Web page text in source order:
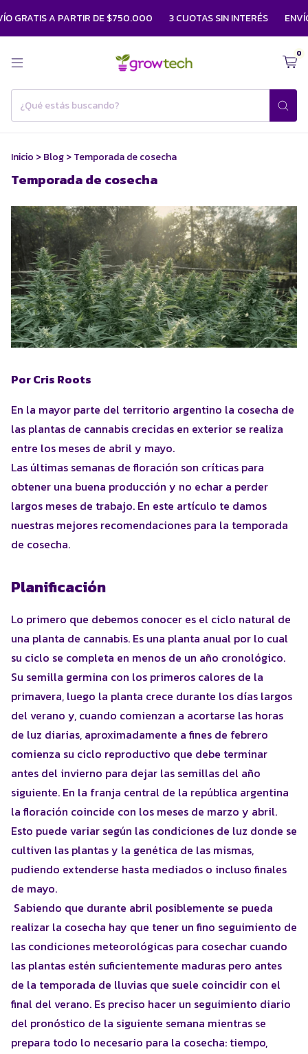
GRATIS A PARTIR DE $750.000 3 CUOTAS SIN INTERÉS
0
Inicio >Blog>Temporada de cosecha
Temporada de cosecha
Por Cris Roots
En la mayor parte del territorio argentino la cosecha de
las plantas de cannabis crecidas en exterior se realiza
entre los meses de abril y mayo.
Las últimas semanas de floración son críticas para
obtener una buena producción y no echar a perder
largos meses de trabajo. En este artículo te damos
nuestras mejores recomendaciones para la temporada
de cosecha.
Planificación
Lo primero que debemos conocer es el ciclo natural de
una planta de cannabis. Es una planta anual por lo cual
su ciclo se completa en menos de un año cronológico.
Su semilla germina con los primeros calores de la
primavera, luego la planta crece durante los días largos
del verano y, cuando comienzan a acortarse las horas
de luz diarias, aproximadamente a fines de febrero
comienza su ciclo reproductivo que debe terminar
antes del invierno para dejar las semillas del año
siguiente. En la franja central de la república argentina
la floración coincide con los meses de marzo y abril.
Esto puede variar según las condiciones de luz donde se
cultiven las plantas y la genética de las mismas,
pudiendo extenderse hasta mediados o incluso finales
de mayo.
Sabiendo que durante abril posiblemente se pueda
realizar la cosecha hay que tener un fino seguimiento de
las condiciones meteorológicas para cosechar cuando
las plantas estén suficientemente maduras pero antes
de la temporada de lluvias que suele coincidir con el
final del verano. Es preciso hacer un seguimiento diario
del pronóstico de la siguiente semana mientras se
prepara todo lo necesario para la cosecha: tiempo,